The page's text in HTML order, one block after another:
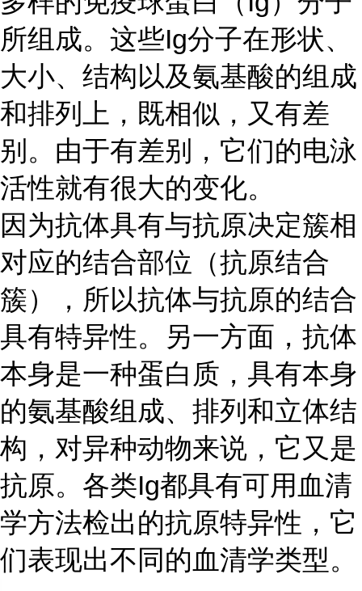
所组成。这些Ig分子在形状、
大小、结构以及氨基酸的组成
和排列上，既相似，又有差
别。由于有差别，它们的电泳
活性就有很大的变化。
因为抗体具有与抗原决定簇相
对应的结合部位（抗原结合
簇），所以抗体与抗原的结合
具有特异性。另一方面，抗体
本身是一种蛋白质，具有本身
的氨基酸组成、排列和立体结
构，对异种动物来说，它又是
抗原。各类Ig都具有可用血清
学方法检出的抗原特异性，它
们表现出不同的血清学类型。